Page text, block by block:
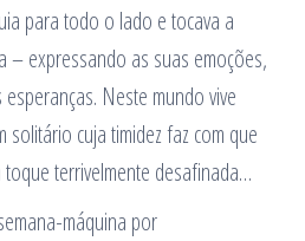
para todo o lado e tocava a
– expressando as suas emoções,
Neste mundo vive
solitário cuja timidez faz com que
terrivelmente desafinada…
máquina por